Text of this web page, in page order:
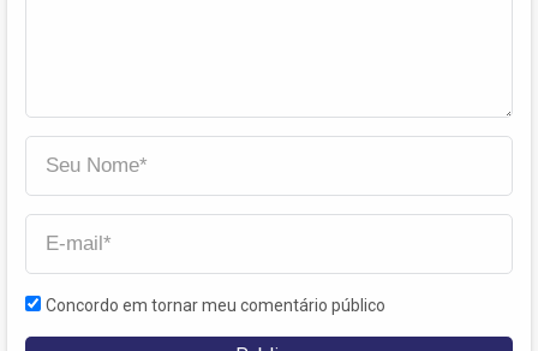
Concordo em tornar meu comentário público